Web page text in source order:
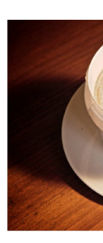
produktu
hvězdiček.